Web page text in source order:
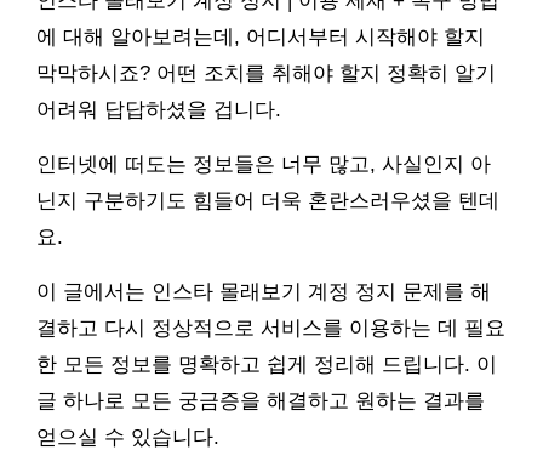
에 대해 알아보려는데, 어디서부터 시작해야 할지
막막하시죠? 어떤 조치를 취해야 할지 정확히 알기
어려워 답답하셨을 겁니다.
인터넷에 떠도는 정보들은 너무 많고, 사실인지 아
닌지 구분하기도 힘들어 더욱 혼란스러우셨을 텐데
요.
이 글에서는 인스타 몰래보기 계정 정지 문제를 해
결하고 다시 정상적으로 서비스를 이용하는 데 필요
한 모든 정보를 명확하고 쉽게 정리해 드립니다. 이
글 하나로 모든 궁금증을 해결하고 원하는 결과를
얻으실 수 있습니다.